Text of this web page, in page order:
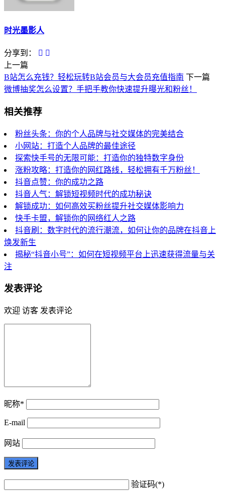
时光墨影人
分享到：
上一篇
B站怎么充钱？轻松玩转B站会员与大会员充值指南 下一篇
微博抽奖怎么设置？手把手教你快速提升曝光和粉丝！
相关推荐
粉丝头条：你的个人品牌与社交媒体的完美结合
小网站：打造个人品牌的最佳途径
探索快手号的无限可能：打造你的独特数字身份
涨粉攻略：打造你的网红路线，轻松拥有千万粉丝！
抖音点赞：你的成功之路
抖音人气：解锁短视频时代的成功秘诀
解锁成功：如何高效买粉丝提升社交媒体影响力
快手卡盟，解锁你的网络红人之路
抖音刷：数字时代的流行潮流，如何让你的品牌在抖音上
焕发新生
揭秘“抖音小号”：如何在短视频平台上迅速获得流量与关
注
发表评论
欢迎 访客 发表评论
昵称*
E-mail
网站
验证码(*)